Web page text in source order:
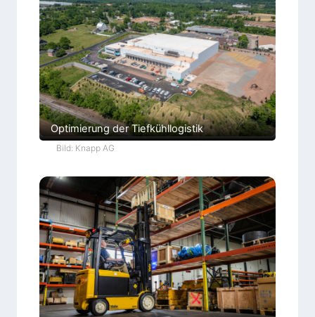
Optimierung der Tiefkühllogistik
Bild: Knapp AG